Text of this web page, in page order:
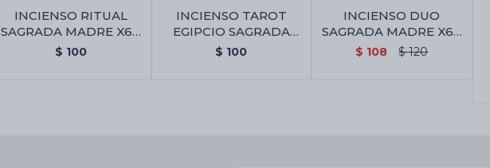
INCIENSO RITUAL
SAGRADA MADRE X6 -
Abundancia
$ 100
INCIENSO TAROT
EGIPCIO SAGRADA
MADRE - Ambar De
$ 100
INCIENSO DUO
SAGRADA MADRE X6 -
7 Poderes/renacer
$ 108 $ 120